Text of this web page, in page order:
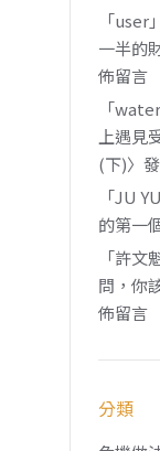
「user
一半的
佈留言
「
上遇見
(下)〉
「JU YU
的第一
「許文
問，你
佈留言
分類